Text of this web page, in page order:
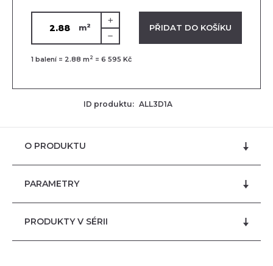
m2
VLOŽENO V KOŠÍKU PŘIDAT DO KOŠÍKU
1 balení = 2.88 m 2 = 6 595 Kč
ID produktu: ALL3D1A
O PRODUKTU
PARAMETRY
PRODUKTY V SÉRII